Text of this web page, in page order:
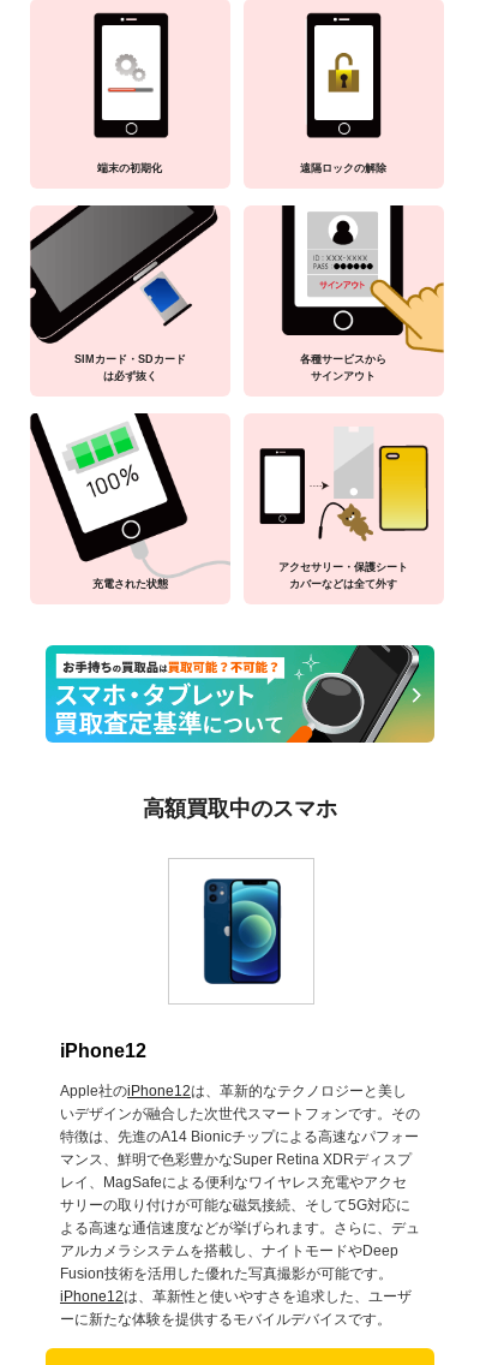
端末の初期化 遠隔ロックの解除
SIMカード・SDカード
は必ず抜く
各種サービスから
サインアウト
充電された状態
アクセサリー・保護シート
カバーなどは全て外す
高額買取中のスマホ
iPhone12
Apple社のiPhone12は、革新的なテクノロジーと美し
いデザインが融合した次世代スマートフォンです。その
特徴は、先進のA14 Bionicチップによる高速なパフォー
マンス、鮮明で色彩豊かなSuper Retina XDRディスプ
レイ、MagSafeによる便利なワイヤレス充電やアクセ
サリーの取り付けが可能な磁気接続、そして5G対応に
よる高速な通信速度などが挙げられます。さらに、デュ
アルカメラシステムを搭載し、ナイトモードやDeep
Fusion技術を活用した優れた写真撮影が可能です。
iPhone12は、革新性と使いやすさを追求した、ユーザ
ーに新たな体験を提供するモバイルデバイスです。